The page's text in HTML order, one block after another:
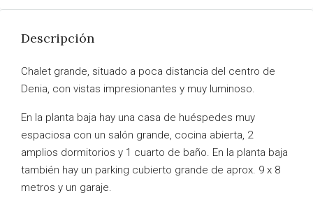
Descripción
Chalet grande, situado a poca distancia del centro de
Denia, con vistas impresionantes y muy luminoso.
En la planta baja hay una casa de huéspedes muy
espaciosa con un salón grande, cocina abierta, 2
amplios dormitorios y 1 cuarto de baño. En la planta baja
también hay un parking cubierto grande de aprox. 9 x 8
metros y un garaje.